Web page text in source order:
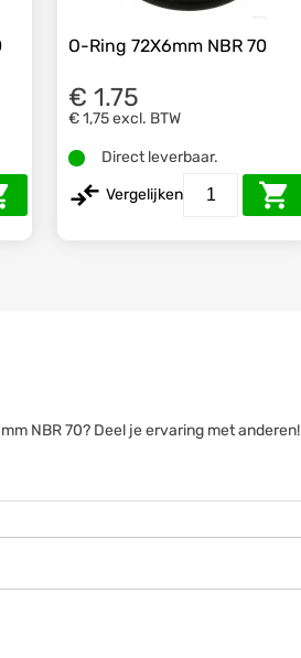
O-Ring 72X6mm NBR 70
€ 1.75
€ 1,75excl. BTW
Direct leverbaar.
Vergelijken
NBR 70? Deel je ervaring met anderen!